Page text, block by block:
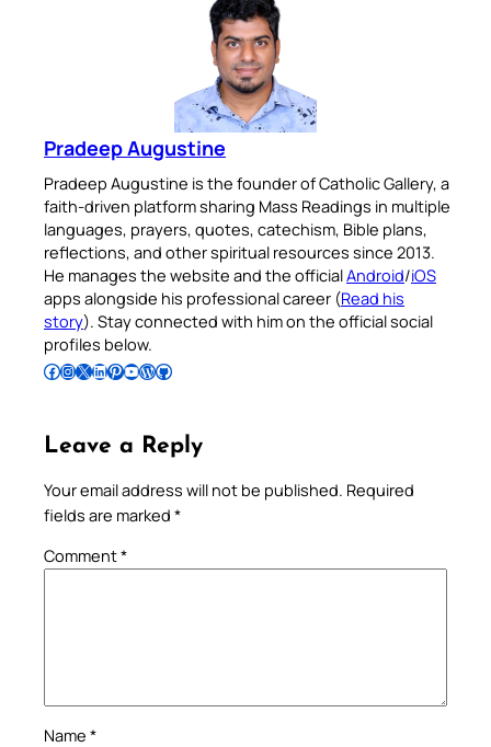
Pradeep Augustine
Pradeep Augustine is the founder of Catholic Gallery, a
faith-driven platform sharing Mass Readings in multiple
languages, prayers, quotes, catechism, Bible plans,
reflections, and other spiritual resources since 2013.
He manages the website and the officialAndroid/iOS
apps alongside his professional career (Read his
story). Stay connected with him on the official social
profiles below.
Follow Pradeep on Facebook Follow Pradeep on InstagramFollow Pradeep on X Follow Pradeep on LinkedIn Follow Pradeep on Pinterest Subscribe to Pradeep’s Youtube Channel Follow Pradeep on WordPress Follow Pradeep on GitHub
Leave a Reply
Your email address will not be published. Required
fields are marked *
Comment*
Name *